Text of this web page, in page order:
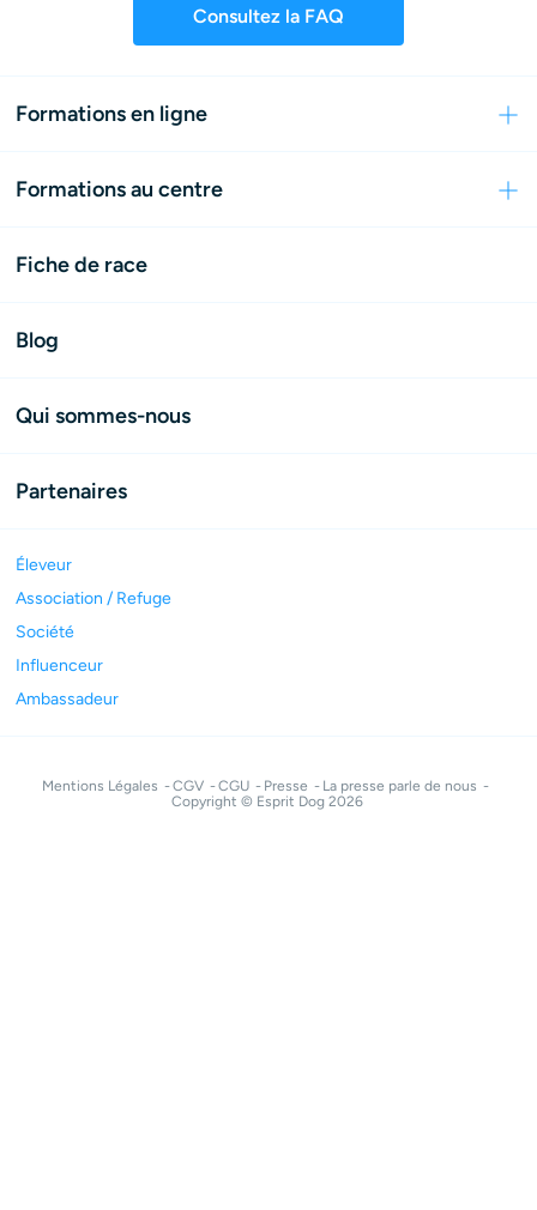
Consultez la FAQ
Formations en ligne
Formations au centre
Fiche de race
Blog
Qui sommes-nous
Partenaires
Éleveur
Association / Refuge
Société
Influenceur
Ambassadeur
Mentions Légales CGV CGU Presse
La presse parle de nous
Copyright © Esprit Dog 2026